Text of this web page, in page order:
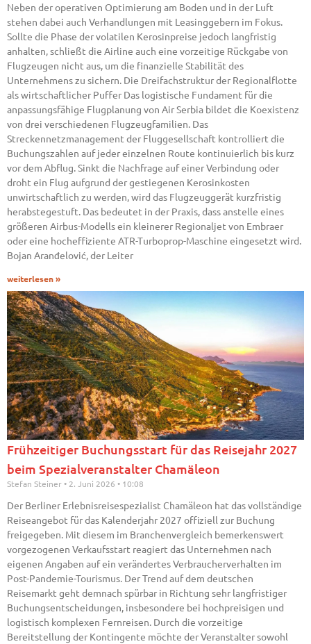
Neben der operativen Optimierung am Boden und in der Luft
stehen dabei auch Verhandlungen mit Leasinggebern im Fokus.
Sollte die Phase der volatilen Kerosinpreise jedoch langfristig
anhalten, schließt die Airline auch eine vorzeitige Rückgabe von
Flugzeugen nicht aus, um die finanzielle Stabilität des
Unternehmens zu sichern. Die Dreifachstruktur der Regionalflotte
als wirtschaftlicher Puffer Das logistische Fundament für die
anpassungsfähige Flugplanung von Air Serbia bildet die Koexistenz
von drei verschiedenen Flugzeugfamilien. Das
Streckennetzmanagement der Fluggesellschaft kontrolliert die
Buchungszahlen auf jeder einzelnen Route kontinuierlich bis kurz
vor dem Abflug. Sinkt die Nachfrage auf einer Verbindung oder
droht ein Flug aufgrund der gestiegenen Kerosinkosten
unwirtschaftlich zu werden, wird das Flugzeuggerät kurzfristig
herabstegestuft. Das bedeutet in der Praxis, dass anstelle eines
größeren Airbus-Modells ein kleinerer Regionaljet von Embraer
oder eine hocheffiziente ATR-Turboprop-Maschine eingesetzt wird.
Bojan Aranđelović, der Leiter
weiterlesen »
Frühzeitiger Buchungsstart für das Reisejahr 2027
beim Spezialveranstalter Chamäleon
Stefan Steiner 2. Juni 2026 10:08
Der Berliner Erlebnisreisespezialist Chamäleon hat das vollständige
Reiseangebot für das Kalenderjahr 2027 offiziell zur Buchung
freigegeben. Mit diesem im Branchenvergleich bemerkenswert
vorgezogenen Verkaufsstart reagiert das Unternehmen nach
eigenen Angaben auf ein verändertes Verbraucherverhalten im
Post-Pandemie-Tourismus. Der Trend auf dem deutschen
Reisemarkt geht demnach spürbar in Richtung sehr langfristiger
Buchungsentscheidungen, insbesondere bei hochpreisigen und
logistisch komplexen Fernreisen. Durch die vorzeitige
Bereitstellung der Kontingente möchte der Veranstalter sowohl